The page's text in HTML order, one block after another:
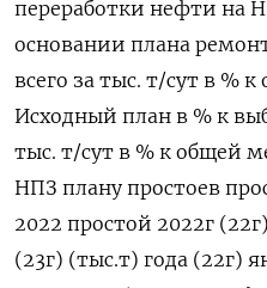
переработки нефти на
основании плана
всего за тыс. т/сут в %
Исходный план в % к
тыс. т/сут в % к общей
НПЗ плану простоев
2022 простой 2022г
(23г) (тыс.т) года (22г)